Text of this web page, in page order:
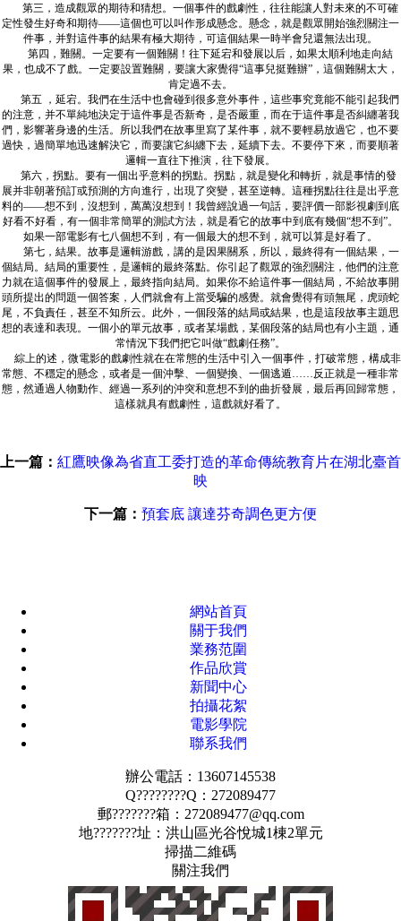
第三，造成觀眾的期待和猜想。一個事件的戲劇性，往往能讓人對未來的不可確
定性發生好奇和期待——這個也可以叫作形成懸念。懸念，就是觀眾開始強烈關注一
件事，并對這件事的結果有極大期待，可這個結果一時半會兒還無法出現。
第四，難關。一定要有一個難關！往下延宕和發展以后，如果太順利地走向結
果，也成不了戲。一定要設置難關，要讓大家覺得“這事兒挺難辦”，這個難關太大，
肯定過不去。
第五 ，延宕。我們在生活中也會碰到很多意外事件，這些事究竟能不能引起我們
的注意，并不單純地決定于這件事是否新奇，是否嚴重，而在于這件事是否糾纏著我
們，影響著身邊的生活。所以我們在故事里寫了某件事，就不要輕易放過它，也不要
過快，過簡單地迅速解決它，而要讓它糾纏下去，延續下去。不要停下來，而要順著
邏輯一直往下推演，往下發展。
第六，拐點。要有一個出乎意料的拐點。拐點，就是變化和轉折，就是事情的發
展并非朝著預訂或預測的方向進行，出現了突變，甚至逆轉。這種拐點往往是出乎意
料的——想不到，沒想到，萬萬沒想到！我曾經說過一句話，要評價一部影視劇到底
好看不好看，有一個非常簡單的測試方法，就是看它的故事中到底有幾個“想不到”。
如果一部電影有七八個想不到，有一個最大的想不到，就可以算是好看了。
第七，結果。故事是邏輯游戲，講的是因果關系，所以，最終得有一個結果，一
個結局。結局的重要性，是邏輯的最終落點。你引起了觀眾的強烈關注，他們的注意
力就在這個事件的發展上，最終指向結局。如果你不給這件事一個結局，不給故事開
頭所提出的問題一個答案，人們就會有上當受騙的感覺。就會覺得有頭無尾，虎頭蛇
尾，不負責任，甚至不知所云。此外，一個段落的結局或結果，也是這段故事主題思
想的表達和表現。一個小的單元故事，或者某場戲，某個段落的結局也有小主題，通
常情況下我們把它叫做“戲劇任務”。
綜上的述，微電影的戲劇性就在在常態的生活中引入一個事件，打破常態，構成非
常態、不穩定的懸念，或者是一個沖擊、一個變換、一個逃遁……反正就是一種非常
態，然通過人物動作、經過一系列的沖突和意想不到的曲折發展，最后再回歸常態，
這樣就具有戲劇性，這戲就好看了。
上一篇： 紅鷹映像為省直工委打造的革命傳統教育片在湖北臺首
映
下一篇： 預套底 讓達芬奇調色更方便
網站首頁
關于我們
業務范圍
作品欣賞
新聞中心
拍攝花絮
電影學院
聯系我們
辦公電話：13607145538
Q????????Q：272089477
郵???????箱：272089477@qq.com
地???????址：洪山區光谷悅城1棟2單元
掃描二維碼
關注我們